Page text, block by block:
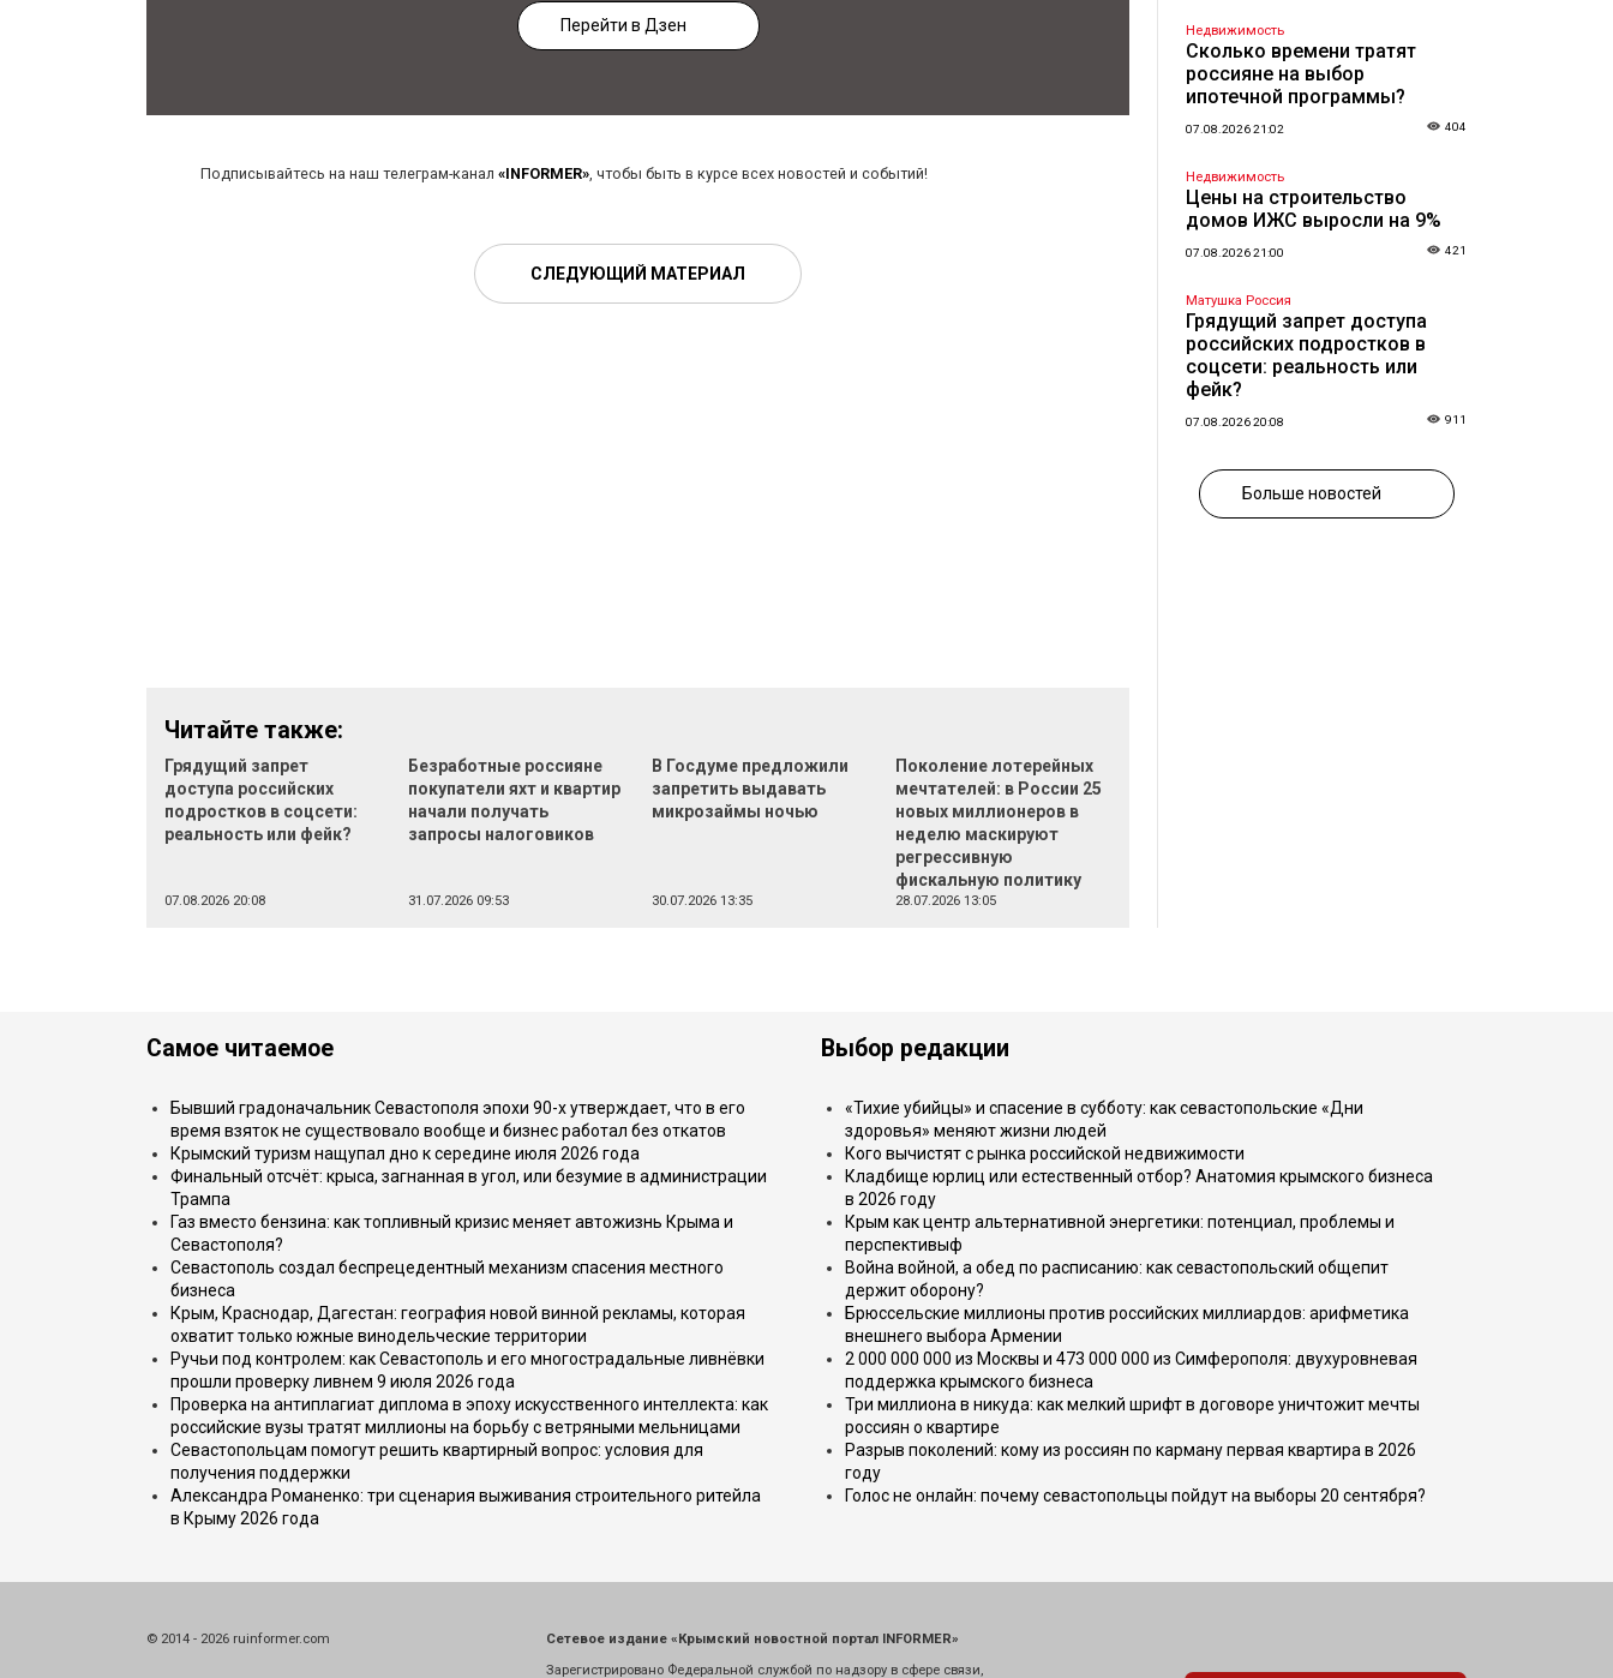
Перейти в Дзен
Подписывайтесь на наш телеграм-канал «INFORMER», чтобы быть в курсе всех новостей и событий!
СЛЕДУЮЩИЙ МАТЕРИАЛ
Читайте также:
Грядущий запрет
доступа российских
подростков в соцсети:
реальность или фейк?
07.08.2026 20:08
Безработные россияне
покупатели яхт и квартир
начали получать
запросы налоговиков
31.07.2026 09:53
В Госдуме предложили
запретить выдавать
микрозаймы ночью
30.07.2026 13:35
Поколение лотерейных
мечтателей: в России 25
новых миллионеров в
неделю маскируют
регрессивную
фискальную политику
28.07.2026 13:05
Недвижимость
Сколько времени тратят
россияне на выбор
ипотечной программы?
07.08.2026 21:02 404
Недвижимость
Цены на строительство
домов ИЖС выросли на 9%
07.08.2026 21:00 421
Матушка Россия
Грядущий запрет доступа
российских подростков в
соцсети: реальность или
фейк?
07.08.2026 20:08 911
Больше новостей
Самое читаемое
Бывший градоначальник Севастополя эпохи 90-х утверждает, что в его
время взяток не существовало вообще и бизнес работал без откатов
Крымский туризм нащупал дно к середине июля 2026 года
Финальный отсчёт: крыса, загнанная в угол, или безумие в администрации
Трампа
Газ вместо бензина: как топливный кризис меняет автожизнь Крыма и
Севастополя?
Севастополь создал беспрецедентный механизм спасения местного
бизнеса
Крым, Краснодар, Дагестан: география новой винной рекламы, которая
охватит только южные винодельческие территории
Ручьи под контролем: как Севастополь и его многострадальные ливнёвки
прошли проверку ливнем 9 июля 2026 года
Проверка на антиплагиат диплома в эпоху искусственного интеллекта: как
российские вузы тратят миллионы на борьбу с ветряными мельницами
Севастопольцам помогут решить квартирный вопрос: условия для
получения поддержки
Александра Романенко: три сценария выживания строительного ритейла
в Крыму 2026 года
Выбор редакции
«Тихие убийцы» и спасение в субботу: как севастопольские «Дни
здоровья» меняют жизни людей
Кого вычистят с рынка российской недвижимости
Кладбище юрлиц или естественный отбор? Анатомия крымского бизнеса
в 2026 году
Крым как центр альтернативной энергетики: потенциал, проблемы и
перспективыф
Война войной, а обед по расписанию: как севастопольский общепит
держит оборону?
Брюссельские миллионы против российских миллиардов: арифметика
внешнего выбора Армении
2 000 000 000 из Москвы и 473 000 000 из Симферополя: двухуровневая
поддержка крымского бизнеса
Три миллиона в никуда: как мелкий шрифт в договоре уничтожит мечты
россиян о квартире
Разрыв поколений: кому из россиян по карману первая квартира в 2026
году
Голос не онлайн: почему севастопольцы пойдут на выборы 20 сентября?
© 2014 - 2026 ruinformer.com Сетевое издание «Крымский новостной портал INFORMER»
Зарегистрировано Федеральной службой по надзору в сфере связи,